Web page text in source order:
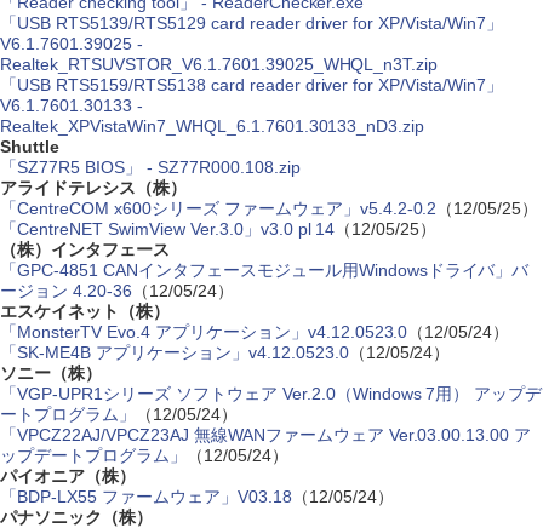
「USB RTS5139/RTS5129 card reader driver for XP/Vista/Win7」
V6.1.7601.39025 -
Realtek_RTSUVSTOR_V6.1.7601.39025_WHQL_n3T.zip
「USB RTS5159/RTS5138 card reader driver for XP/Vista/Win7」
V6.1.7601.30133 -
Realtek_XPVistaWin7_WHQL_6.1.7601.30133_nD3.zip
Shuttle
「SZ77R5 BIOS」 - SZ77R000.108.zip
アライドテレシス（株）
「CentreCOM x600シリーズ ファームウェア」v5.4.2-0.2 （12/05/25）
「CentreNET SwimView Ver.3.0」v3.0 pl 14 （12/05/25）
（株）インタフェース
「GPC-4851 CANインタフェースモジュール用Windowsドライバ」バ
ージョン 4.20-36 （12/05/24）
エスケイネット（株）
「MonsterTV Evo.4 アプリケーション」v4.12.0523.0 （12/05/24）
「SK-ME4B アプリケーション」v4.12.0523.0（12/05/24）
ソニー（株）
「VGP-UPR1シリーズ ソフトウェア Ver.2.0（Windows 7用） アップデ
ートプログラム」
（12/05/24）
「VPCZ22AJ/VPCZ23AJ 無線WANファームウェア Ver.03.00.13.00 ア
ップデートプログラム」
（12/05/24）
パイオニア（株）
「BDP-LX55 ファームウェア」V03.18 （12/05/24）
パナソニック（株）